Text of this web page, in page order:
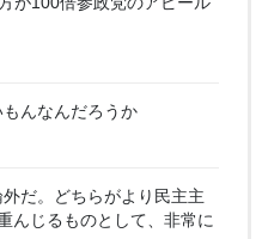
んなんだろうか
だ。どちらがより民主主
んじるものとして、非常に